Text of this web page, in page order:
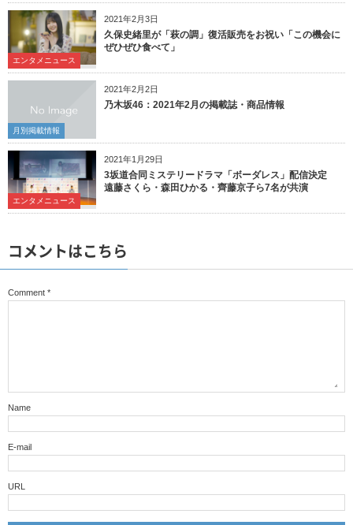
2021年2月3日
エンタメニュース
久保史緒里が「萩の調」復活販売をお祝い「この機会に
ぜひぜひ食べて」
2021年2月2日
月別掲載情報
乃木坂46：2021年2月の掲載誌・商品情報
2021年1月29日
エンタメニュース
3坂道合同ミステリードラマ「ボーダレス」配信決定
遠藤さくら・森田ひかる・齊藤京子ら7名が共演
コメントはこちら
Comment *
Name
E-mail
URL